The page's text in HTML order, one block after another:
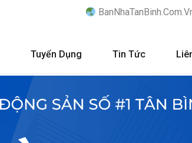
BanNhaTanBinh.Com.Vn - Kênh thông
Tuyển Dụng Tin Tức